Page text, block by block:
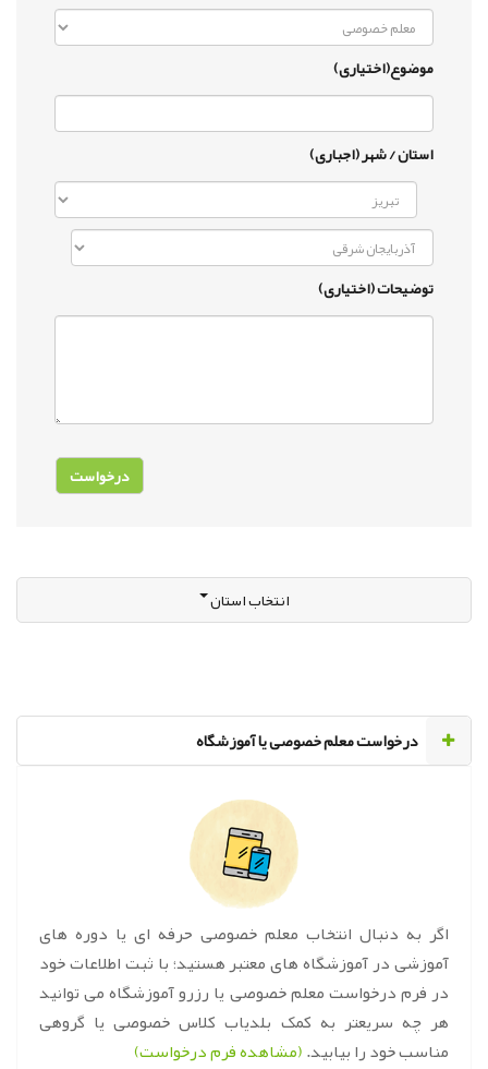
موضوع(اختیاری)
استان / شهر (اجباری)
توضیحات (اختیاری)
انتخاب استان
‌درخواست معلم خصوصی یا آموزشگاه
اگر به دنبال انتخاب معلم خصوصی حرفه ای یا دوره های
آموزشی در آموزشگاه های معتبر هستید؛ با ثبت اطلاعات خود
در فرم درخواست معلم خصوصی یا رزرو آموزشگاه می توانید
هر چه سریعتر به کمک بلدیاب کلاس خصوصی یا گروهی
مناسب خود را بیابید.(مشاهده فرم درخواست)